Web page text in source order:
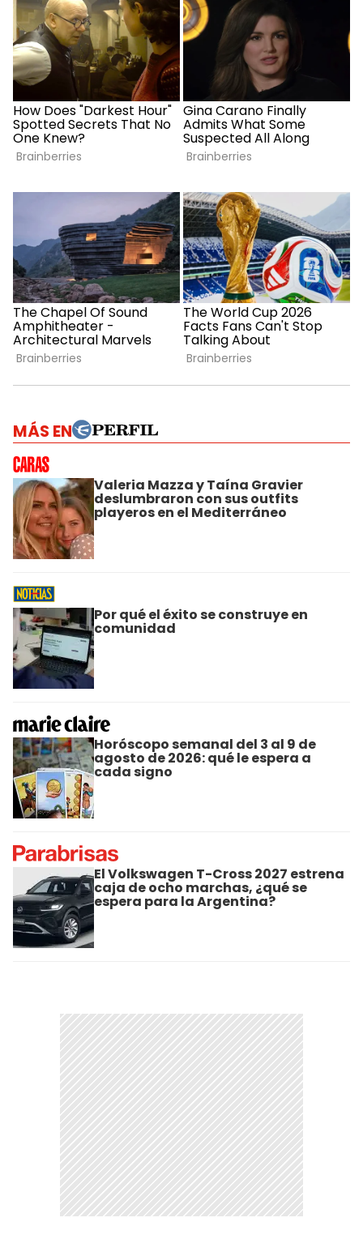
MÁS EN
Valeria Mazza y Taína Gravier
deslumbraron con sus outfits
playeros en el Mediterráneo
Por qué el éxito se construye en
comunidad
Horóscopo semanal del 3 al 9 de
agosto de 2026: qué le espera a
cada signo
El Volkswagen T-Cross 2027 estrena
caja de ocho marchas, ¿qué se
espera para la Argentina?